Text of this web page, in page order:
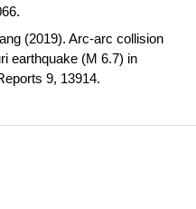
(2019). Arc-arc collision
earthquake (M 6.7) in
9, 13914.